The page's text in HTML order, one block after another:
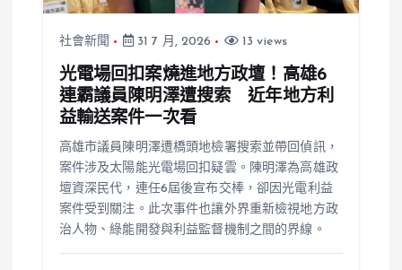
社會新聞 31 7 月, 2026 13 views
光電場回扣案燒進地方政壇！高雄6
連霸議員陳明澤遭搜索 近年地方利
益輸送案件一次看
高雄市議員陳明澤遭橋頭地檢署搜索並帶回偵訊，
案件涉及太陽能光電場回扣疑雲。陳明澤為高雄政
壇資深民代，連任6屆後宣布交棒，卻因光電利益
案件受到關注。此次事件也讓外界重新檢視地方政
治人物、綠能開發與利益監督機制之間的界線。